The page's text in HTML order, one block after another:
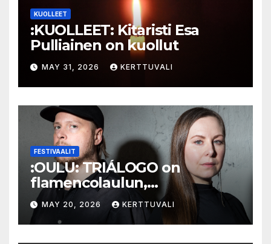
KUOLLEET
:KUOLLEET: Kitaristi Esa
Pulliainen on kuollut
MAY 31, 2026 KERTTUVALI
FESTIVAALIT
:OULU: TRIÁLOGO on
flamencolaulun,
elektronisen musiikin ja
hylätyn tilan välinen trialogi
MAY 20, 2026 KERTTUVALI